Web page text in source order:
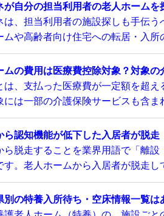
が自分の担当利用者の老人ホームを
は、担当利用者の施設探しも手伝
ムや高齢者向け住宅への転居・入所
ムの費用は医療費控除対象？対象の
は、支払った医療費が一定額を超
には一部の介護保険サービスも含ま
ら認知機能が低下した入居者が脱
ら脱走することを業界用語で「離
す。老人ホームから入居者が脱走し
別の特養入所待ち・空床情報一覧は